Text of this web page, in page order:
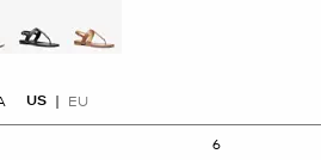
US EU
6